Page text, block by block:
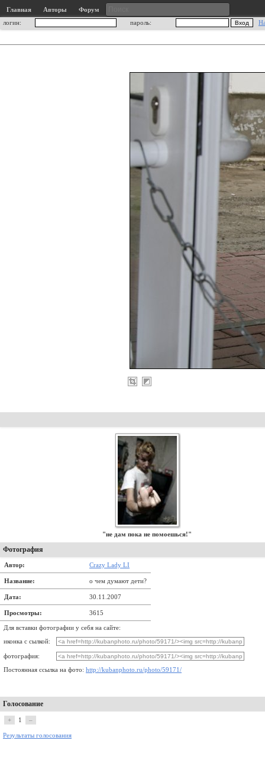
Главная Авторы
Форум
логин:
пароль:
"не дам пока не помоешься!"
Фотография
Автор: Crazy Lady LI
Название: о чем думают дети?
Дата: 30.11.2007
Просмотры: 3615
Для вставки фотографии у себя на сайте:
иконка с сылкой:
фотография:
Постоянная ссылка на фото: http://kubanphoto.ru/photo/59171/
Голосование
+ 1 –
Результаты голосования